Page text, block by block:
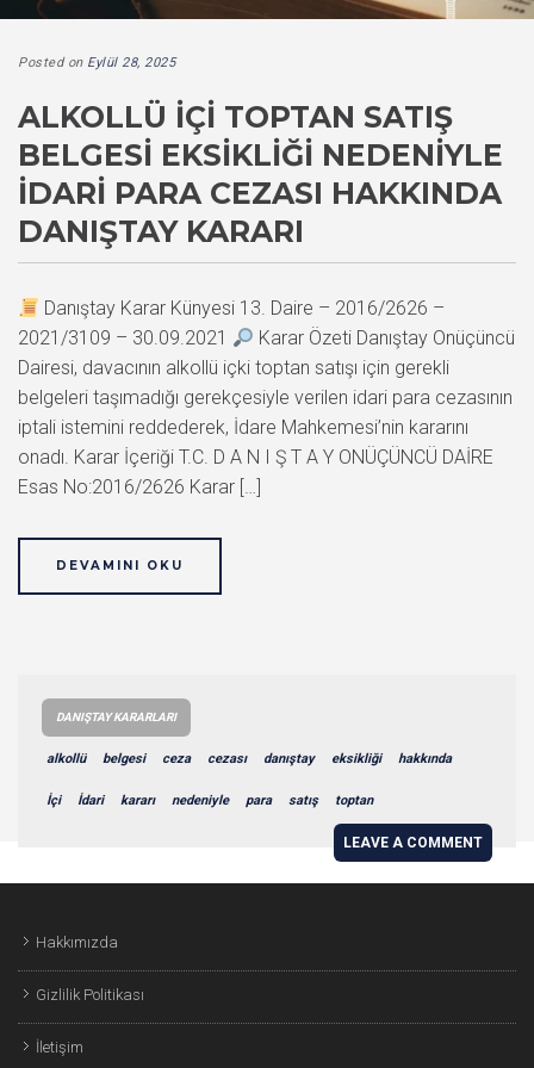
Posted on Eylül 28, 2025
ALKOLLÜ İÇI TOPTAN SATIŞ
BELGESI EKSIKLIĞI NEDENIYLE
İDARI PARA CEZASI HAKKINDA
DANIŞTAY KARARI
Danıştay Karar Künyesi 13. Daire – 2016/2626 –
2021/3109 – 30.09.2021
Karar Özeti Danıştay Onüçüncü
Dairesi, davacının alkollü içki toptan satışı için gerekli
belgeleri taşımadığı gerekçesiyle verilen idari para cezasının
iptali istemini reddederek, İdare Mahkemesi’nin kararını
onadı. Karar İçeriği T.C. D A N I Ş T A Y ONÜÇÜNCÜ DAİRE
Esas No:2016/2626 Karar […]
DEVAMINI OKU
DANIŞTAY KARARLARI
alkollü belgesi ceza cezası danıştay eksikliği hakkında
İçi İdari kararı nedeniyle para satış toptan
LEAVE A COMMENT
Hakkımızda
Gizlilik Politikası
İletişim